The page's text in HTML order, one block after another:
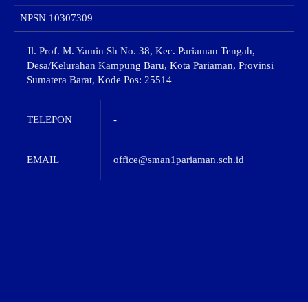
NPSN 10307309
Jl. Prof. M. Yamin Sh No. 38, Kec. Pariaman Tengah,
Desa/Kelurahan Kampung Baru, Kota Pariaman, Provinsi
Sumatera Barat, Kode Pos: 25514
TELEPON -
EMAIL office@sman1pariaman.sch.id